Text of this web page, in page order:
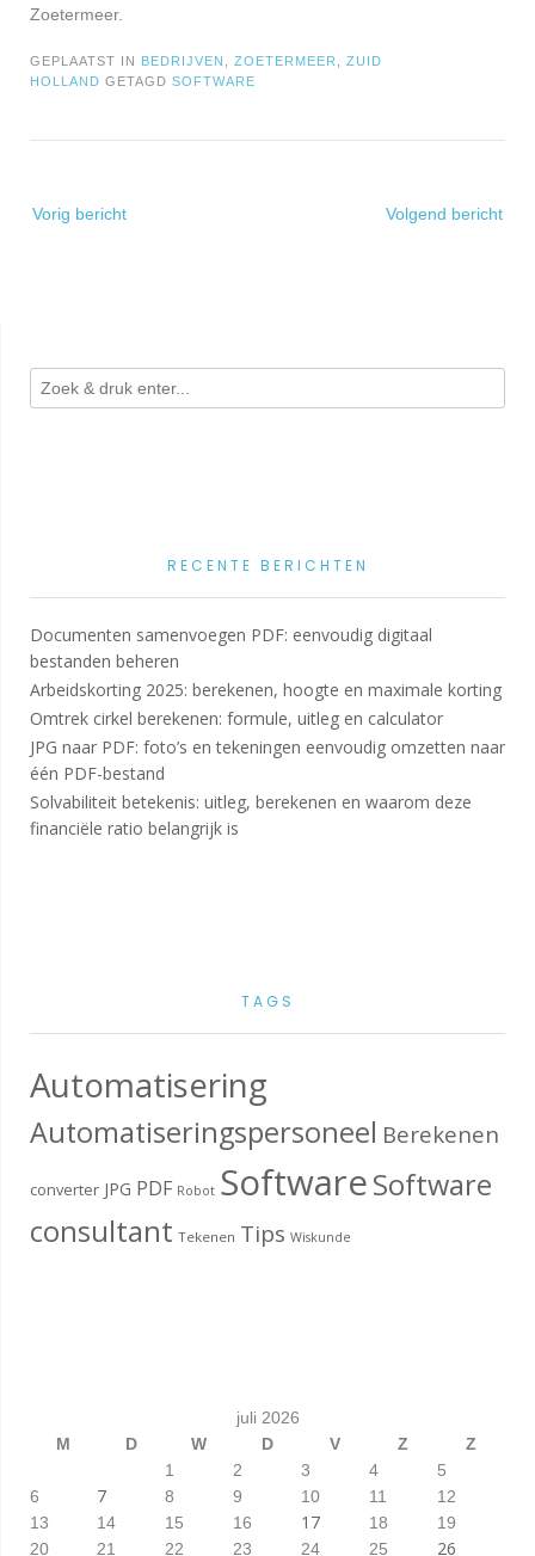
Zoetermeer.
GEPLAATST IN BEDRIJVEN , ZOETERMEER, ZUID
HOLLAND GETAGD SOFTWARE
navigatie
Vorig bericht Volgend bericht
RECENTE BERICHTEN
Documenten samenvoegen PDF: eenvoudig digitaal
bestanden beheren
Arbeidskorting 2025: berekenen, hoogte en maximale korting
Omtrek cirkel berekenen: formule, uitleg en calculator
JPG naar PDF: foto’s en tekeningen eenvoudig omzetten naar
één PDF-bestand
Solvabiliteit betekenis: uitleg, berekenen en waarom deze
financiële ratio belangrijk is
TAGS
Automatisering
Automatiseringspersoneel Berekenen
converter JPG PDF Robot SoftwareSoftware
consultant Tekenen Tips Wiskunde
juli 2026
M
D W D V Z
Z
1
2 3 4
5
6
7 8 9 10 11
12
13
14 15 16 17 18
19
20
21 22 23 24 25 26